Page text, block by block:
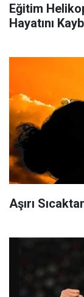
Eğitim
Hayatını
Aşırı